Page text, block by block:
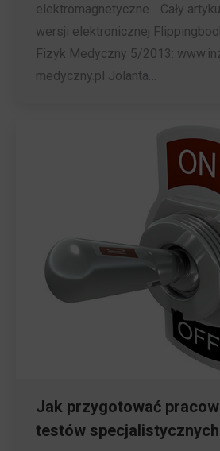
elektromagnetyczne… Cały
wersji elektronicznej
Fizyk Medyczny 5/2013:
medyczny.pl Jolanta…
Jak przygotować
testów